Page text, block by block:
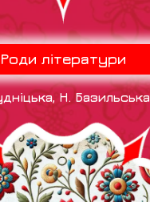
Роди літератури
Н. Базильська